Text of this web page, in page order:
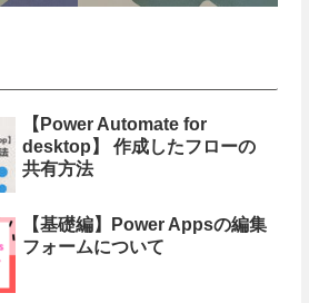
【Power Automate for
desktop】 作成したフローの
共有方法
【基礎編】Power Appsの編集
フォームについて